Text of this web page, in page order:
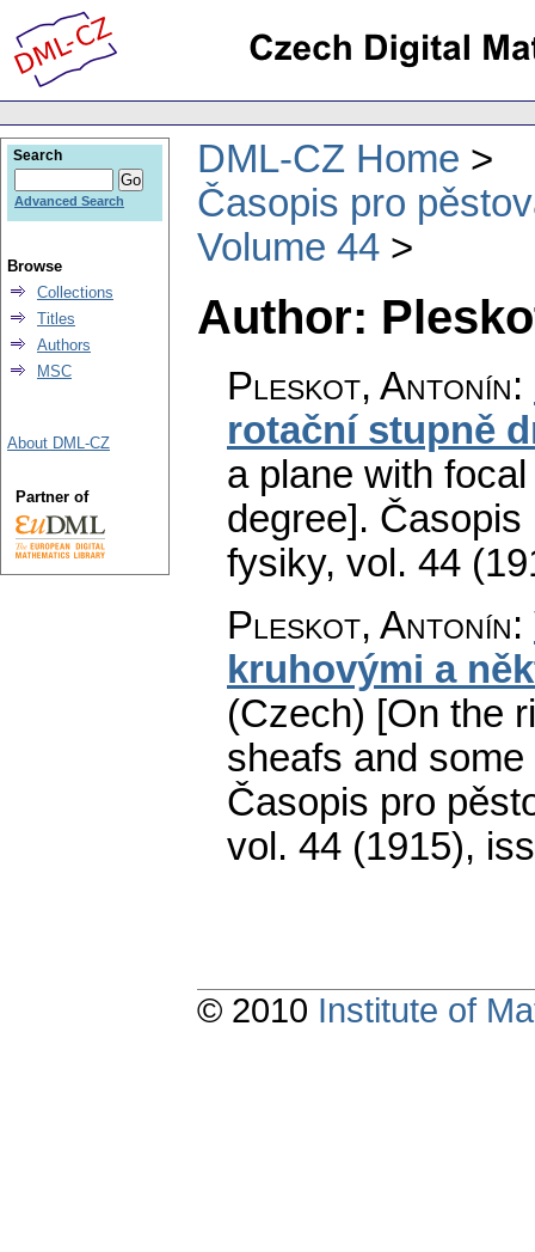
DML-CZ Home
Časopis pro
Volume 44
Author:
Pleskot, Antonín:
rotační stupně
a plane with
degree]. Časopis
fysiky, vol. 44
Pleskot, Antonín:
kruhovými a
(Czech) [On the
sheafs and
Časopis pro
vol. 44 (1915),
Search
Advanced Search
Browse
Collections
Titles
Authors
MSC
About DML-CZ
Partner of
© 2010 Institute of